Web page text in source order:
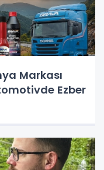
Markası
Ezber